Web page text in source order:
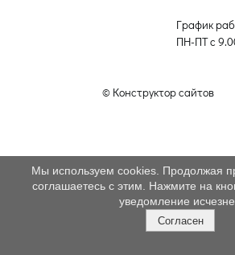
График
ПН-ПТ с
© Конструктор сайтов
Мы используем cookies. Продолжая
соглашаетесь с этим. Нажмите на
уведомление
Согласен